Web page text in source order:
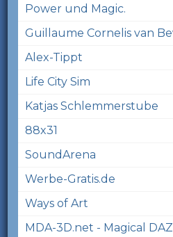
Power und Magic.
Guillaume Cornelis van
Alex-Tippt
Life City Sim
Katjas Schlemmerstube
88x31
SoundArena
Werbe-Gratis.de
Ways of Art
MDA-3D.net - Magical